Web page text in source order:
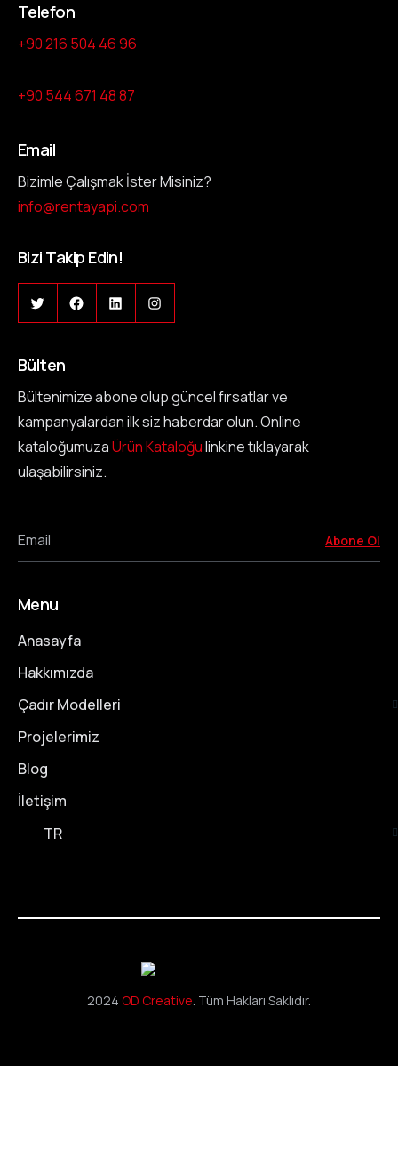
Telefon
+90 216 504 46 96
+90 544 671 48 87
Email
Bizimle Çalışmak İster Misiniz?
info@rentayapi.com
Bizi Takip Edin!
Bülten
Bültenimize abone olup güncel fırsatlar ve
kampanyalardan ilk siz haberdar olun. Online
kataloğumuzaÜrün Kataloğulinkine tıklayarak
ulaşabilirsiniz.
Email Abone Ol
Menu
Anasayfa
Hakkımızda
Çadır Modelleri
Projelerimiz
Blog
İletişim
TR
2024 OD Creative. Tüm Hakları Saklıdır.